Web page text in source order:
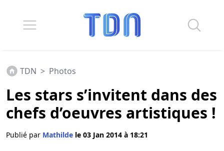
TDN > Photos
Les stars s’invitent dans des
chefs d’oeuvres artistiques !
Publié par Mathilde le 03 Jan 2014 à 18:21